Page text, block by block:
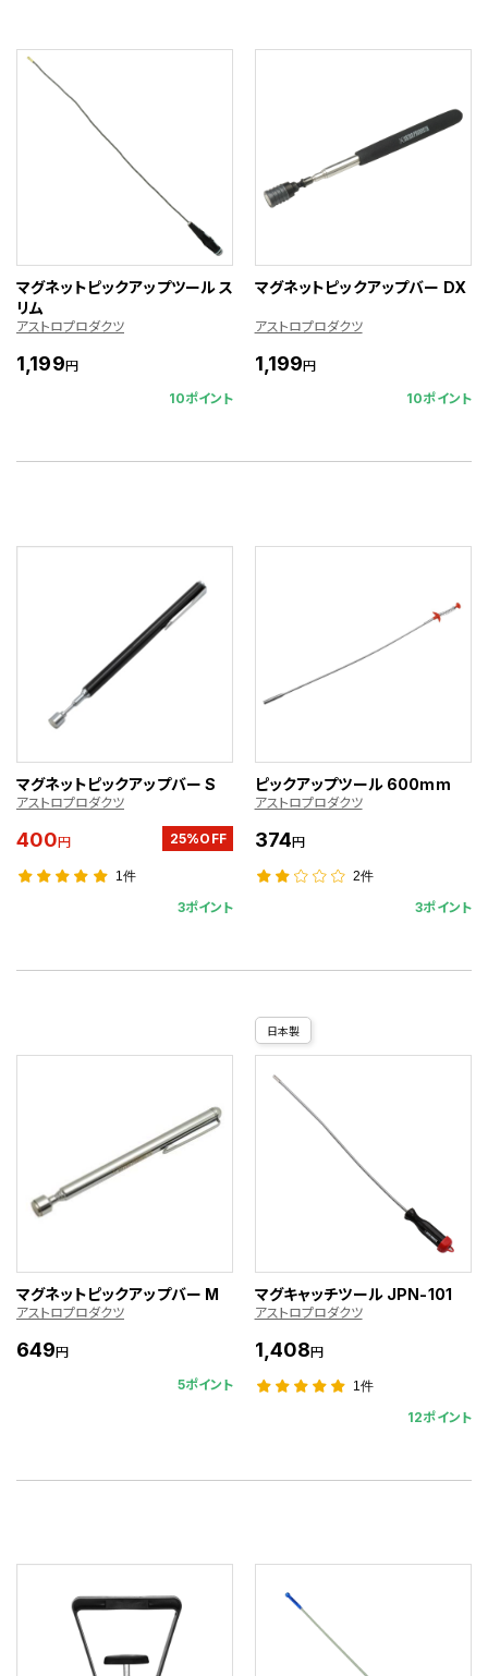
マグネットピックアップツール ス
リム
アストロプロダクツ
1,199円
10ポイント
マグネットピックアップバー DX
アストロプロダクツ
1,199円
10ポイント
マグネットピックアップバー S
アストロプロダクツ
400円 25%OFF
1件
3ポイント
ピックアップツール 600mm
アストロプロダクツ
374円
2件
3ポイント
マグネットピックアップバー M
アストロプロダクツ
649円
5ポイント
日本製
マグキャッチツール JPN-101
アストロプロダクツ
1,408円
1件
12ポイント